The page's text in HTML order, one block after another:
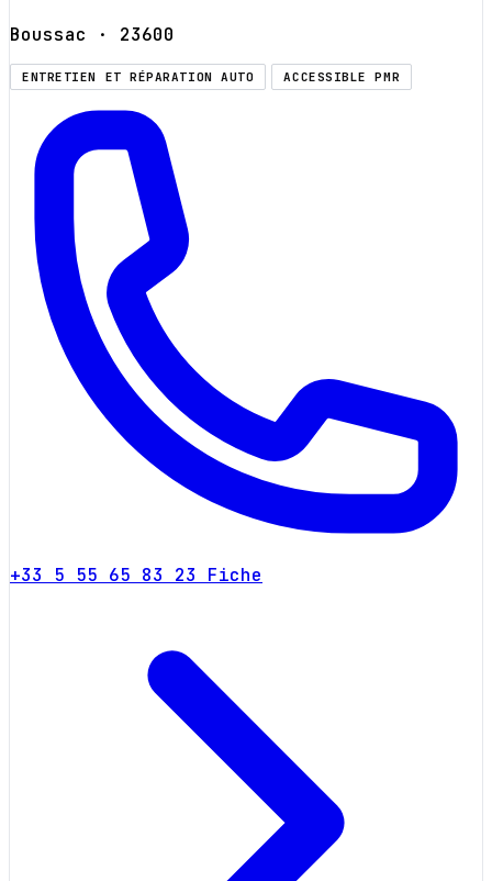
Boussac · 23600
ENTRETIEN ET RÉPARATION AUTO ACCESSIBLE PMR
+33 5 55 65 83 23 Fiche